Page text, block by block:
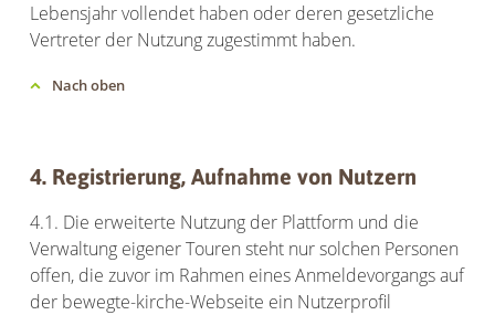
Lebensjahr vollendet haben oder deren gesetzliche
Vertreter der Nutzung zugestimmt haben.
Nach oben
4. Registrierung, Aufnahme von Nutzern
4.1. Die erweiterte Nutzung der Plattform und die
Verwaltung eigener Touren steht nur solchen Personen
offen, die zuvor im Rahmen eines Anmeldevorgangs auf
der bewegte-kirche-Webseite ein Nutzerprofil